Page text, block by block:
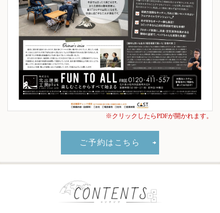
※クリックしたらPDFが開かれます。
ご予約はこちら